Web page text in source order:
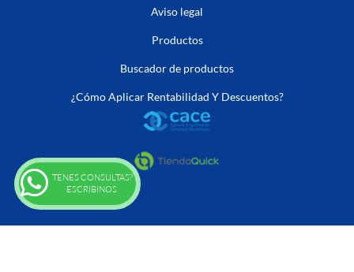
Aviso legal
Productos
Buscador de productos
¿Cómo Aplicar Rentabilidad Y Descuentos?
TENES CONSULTAS?
ESCRIBINOS